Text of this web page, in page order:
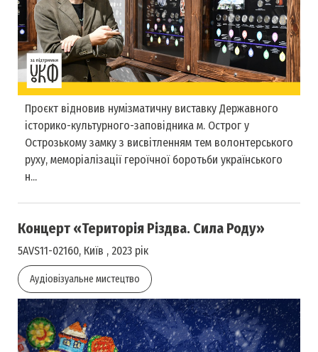
Проєкт відновив нумізматичну виставку Державного
історико-культурного-заповідника м. Острог у
Острозькому замку з висвітленням тем волонтерського
руху, меморіалізації героїчної боротьби українського
н...
Концерт «Територія Різдва. Сила Роду»
5AVS11-02160, Київ , 2023 рік
Аудіовізуальне мистецтво